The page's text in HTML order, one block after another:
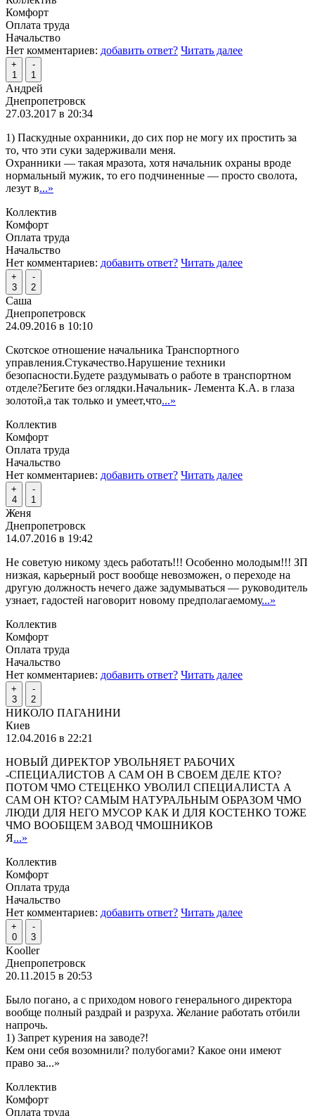
Комфорт
Оплата труда
Начальство
Нет комментариев: добавить ответ? Читать далее
+
1
-
1
Андрей
Днепропетровск
27.03.2017 в 20:34
1) Паскудные охранники, до сих пор не могу их простить за
то, что эти суки задерживали меня.
Охранники — такая мразота, хотя начальник охраны вроде
нормальный мужик, то его подчиненные — просто сволота,
лезут в...»
Коллектив
Комфорт
Оплата труда
Начальство
Нет комментариев: добавить ответ? Читать далее
+
3
-
2
Саша
Днепропетровск
24.09.2016 в 10:10
Скотское отношение начальника Транспортного
управления.Стукачество.Нарушение техники
безопасности.Будете раздумывать о работе в транспортном
отделе?Бегите без оглядки.Начальник- Лемента К.А. в глаза
золотой,а так только и умеет,что...»
Коллектив
Комфорт
Оплата труда
Начальство
Нет комментариев: добавить ответ? Читать далее
+
4
-
1
Женя
Днепропетровск
14.07.2016 в 19:42
Не советую никому здесь работать!!! Особенно молодым!!! ЗП
низкая, карьерный рост вообще невозможен, о переходе на
другую должность нечего даже задумываться — руководитель
узнает, гадостей наговорит новому предполагаемому...»
Коллектив
Комфорт
Оплата труда
Начальство
Нет комментариев: добавить ответ? Читать далее
+
3
-
2
НИКОЛО ПАГАНИНИ
Киев
12.04.2016 в 22:21
НОВЫЙ ДИРЕКТОР УВОЛЬНЯЕТ РАБОЧИХ
-СПЕЦИАЛИСТОВ А САМ ОН В СВОЕМ ДЕЛЕ КТО?
ПОТОМ ЧМО СТЕЦЕНКО УВОЛИЛ СПЕЦИАЛИСТА А
САМ ОН КТО? САМЫМ НАТУРАЛЬНЫМ ОБРАЗОМ ЧМО
ЛЮДИ ДЛЯ НЕГО МУСОР КАК И ДЛЯ КОСТЕНКО ТОЖЕ
ЧМО ВООБЩЕМ ЗАВОД ЧМОШНИКОВ
Я...»
Коллектив
Комфорт
Оплата труда
Начальство
Нет комментариев: добавить ответ? Читать далее
+
0
-
3
Kooller
Днепропетровск
20.11.2015 в 20:53
Было погано, а с приходом нового генерального директора
вообще полный раздрай и разруха. Желание работать отбили
напрочь.
1) Запрет курения на заводе?!
Кем они себя возомнили? полубогами? Какое они имеют
право за...»
Коллектив
Комфорт
Оплата труда